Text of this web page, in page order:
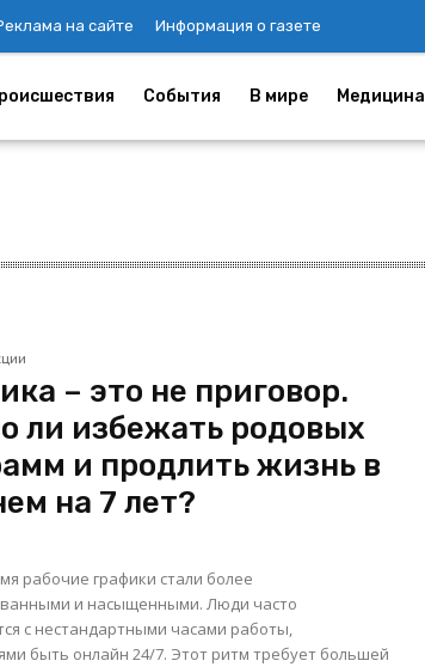
на сайте Информация о газете
События В мире Медицина
– это не приговор.
ли избежать родовых
и продлить жизнь в
на 7 лет?
рабочие графики стали более
и насыщенными. Люди часто
с нестандартными часами работы,
быть онлайн 24/7. Этот ритм требует большей